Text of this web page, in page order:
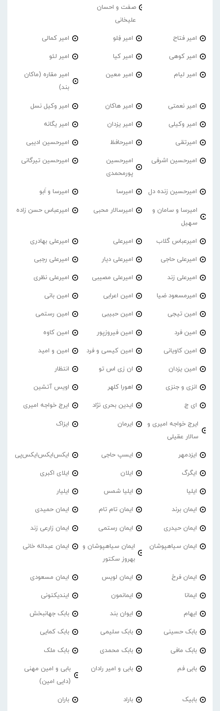
صفت و احسان
علیخانی
امیر فتاح امیر فِلو امیر کمالی
امیر کوهی امیر کیا امیر لئو
امیر لیام امیر معین
امیر مقاره (ماکان
بند)
امیر نعمتی امیر هاکان امیر وکیل نسل
امیر وکیلی امیر یزدان امیر یگانه
امیرتقی امیرحافظ امیرحسین ادیبی
امیرحسین اشرفی
امیرحسین
پورمحمدی
امیرحسین تیرگانی
امیرحسین زنده دل امیرسا امیرسا و اَبو
امیرسا و سامان و
سهیل
امیرسالار محبی امیرعباس حسن زاده
امیرعباس گلاب امیرعلی امیرعلی بهادری
امیرعلی حاجی امیرعلی دیار امیرعلی رجبی
امیرعلی زند امیرعلی مصیبی امیرعلی نظری
امیرمسعود ضیا امین اعرابی امین بانی
امین تیجی امین حبیبی امین رستمی
امین فرد امین فیروزپور امین کاوه
امین کاویانی امین کیسی و فرد امین و امید
امین یزدان ان زی اس تو انتظار
انزی و جنزی اهورا کلهر اویس آتشین
ای ج ایدین بحری نژاد ایرج خواجه امیری
ایرج خواجه امیری و
سالار عقیلی
ایرمان ایزاک
ایزدمهر ایسپ حاجی ایکس‌ایکس‌ایکس‌پی
ایگرگ ایلان ایلای اکبری
ایلیا ایلیا شمس ایلیار
ایمان برند ایمان تام تام ایمان حمیدی
ایمان حیدری ایمان رستمی ایمان زارعی زند
ایمان سیاهپوشان
ایمان سیاهپوشان و
بهروز سکتور
ایمان عبداله خانی
ایمان فرخ ایمان لویس ایمان مسعودی
ایمانا ایمانمون ایندیکتونی
ایهام ایوان بند بابک جهانبخش
بابک حسینی بابک سلیمی بابک کمایی
بابک مافی بابک محمدی بابک ملک
بابی فم بابی و امیر رادان
بابی و امین مهنی
(دایی امین)
بابیک باراد باران